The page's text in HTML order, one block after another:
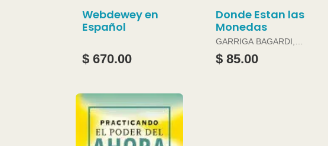
Webdewey en
Español
$ 670.00
Donde Estan las
Monedas
GARRIGA BAGARDI,
JOAN
$ 85.00